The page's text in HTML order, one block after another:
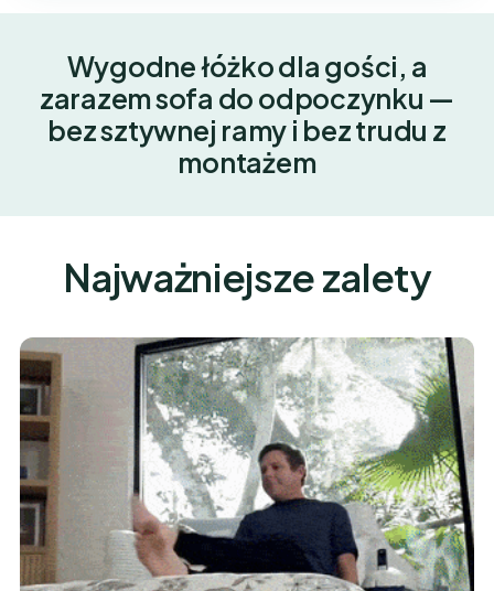
Wygodne łóżko dla gości, a
zarazem sofa do odpoczynku —
bez sztywnej ramy i bez trudu z
montażem
Najważniejsze zalety